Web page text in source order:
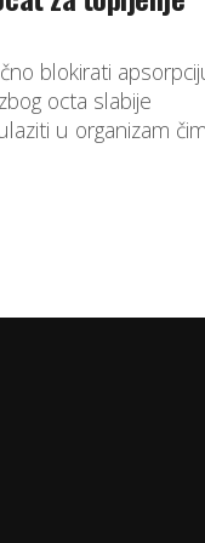
blokirati
octa slabije
u organizam